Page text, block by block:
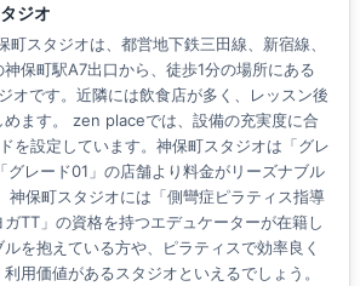
ジオ
スタジオは、都営地下鉄三田線、新宿線、
保町駅A7出口から、徒歩1分の場所にある
オです。近隣には飲食店が多く、レッスン後
めます。 zen placeでは、設備の充実度に合
を設定しています。神保町スタジオは「グレ
グレード01」の店舗より料金がリーズナブル
神保町スタジオには「側彎症ピラティス指導
TT」の資格を持つエデュケーターが在籍し
を抱えている方や、ピラティスで効率良く
用価値があるスタジオといえるでしょう。